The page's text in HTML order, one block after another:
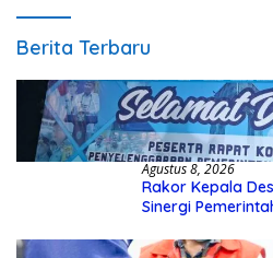
Berita Terbaru
Agustus 8, 2026
Rakor Kepala
Sinergi